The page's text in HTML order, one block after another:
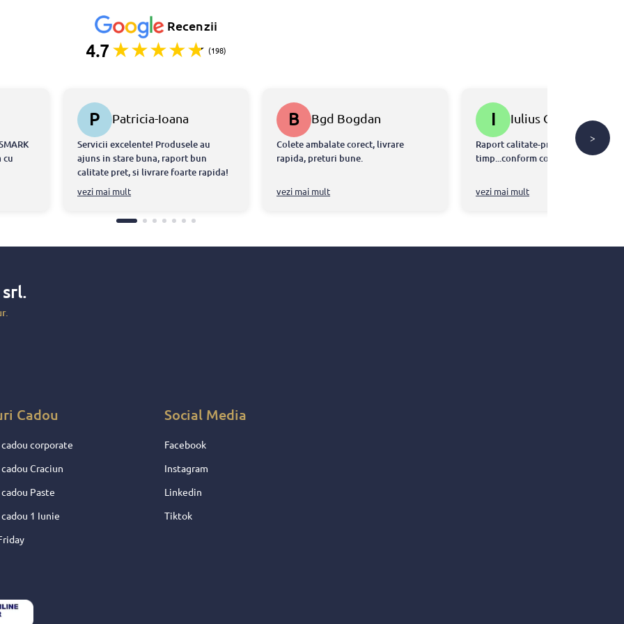
Recenzii
4.7 (198)
cu
am
si au
P
Patricia-Ioana
Servicii excelente! Produsele au
ajuns in stare buna, raport bun
calitate pret, si livrare foarte rapida!
Echipa chiar m-a ajutat sa intru in
posestia produselor in doar cateva
vezi mai mult
B Bgd Bogdan
Colete ambalate corect, livrare
rapida, preturi bune.
vezi mai mult
I Iulius Gal
Raport calitate-pret ok...livrare la
timp...conform comenzi....👍
vezi mai mult
>
srl.
Cadou
corporate
Craciun
Paste
1 Iunie
Social Media
Facebook
Instagram
Linkedin
Tiktok